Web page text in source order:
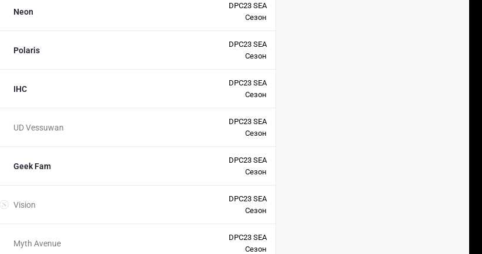
Neon
DPC23 SEA
Сезон
Polaris
DPC23 SEA
Сезон
IHC
DPC23 SEA
Сезон
UD Vessuwan
DPC23 SEA
Сезон
Geek Fam
DPC23 SEA
Сезон
Vision
DPC23 SEA
Сезон
Myth Avenue
DPC23 SEA
Сезон